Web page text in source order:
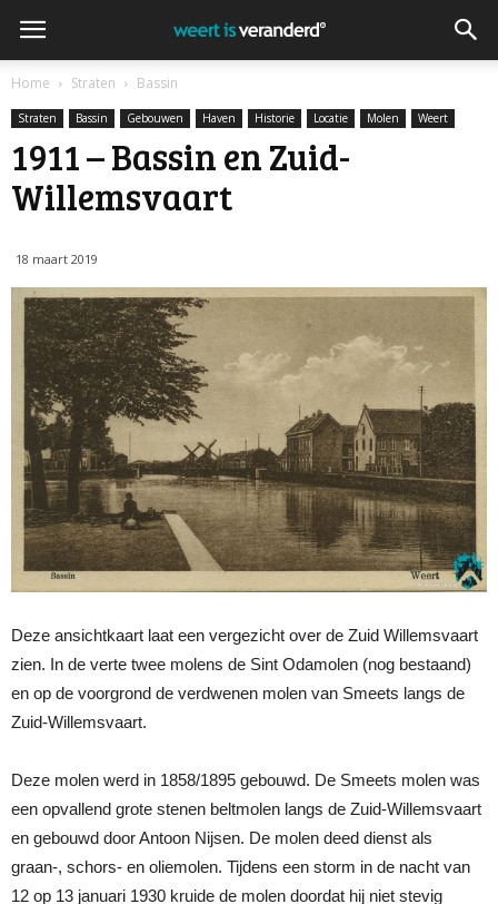
Home Straten Bassin
Straten Bassin Gebouwen Haven Historie Locatie Molen Weert
1911 – Bassin en Zuid-
Willemsvaart
18 maart 2019
Deze ansichtkaart laat een vergezicht over de Zuid Willemsvaart
zien. In de verte twee molens de Sint Odamolen (nog bestaand)
en op de voorgrond de verdwenen molen van Smeets langs de
Zuid-Willemsvaart.
Deze molen werd in 1858/1895 gebouwd. De Smeets molen was
een opvallend grote stenen beltmolen langs de Zuid-Willemsvaart
en gebouwd door Antoon Nijsen. De molen deed dienst als
graan-, schors- en oliemolen. Tijdens een storm in de nacht van
12 op 13 januari 1930 kruide de molen doordat hij niet stevig